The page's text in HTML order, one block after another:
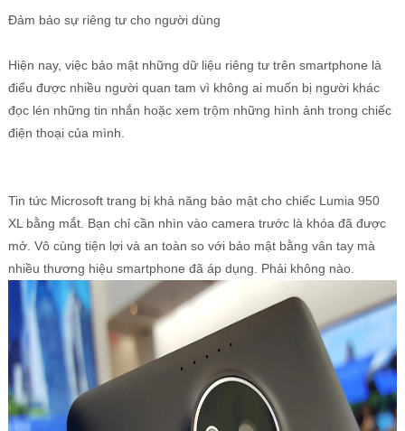
Đảm bảo sự riêng tư cho người dùng
Hiện nay, việc bảo mật những dữ liệu riêng tư trên smartphone là
điểu được nhiều người quan tam vì không ai muốn bị người khác
đọc lén những tin nhắn hoặc xem trộm những hình ảnh trong chiếc
điện thoại của mình.
Tin tức Microsoft trang bị khả năng bảo mật cho chiếc Lumia 950
XL bằng mắt. Bạn chỉ cần nhìn vào camera trước là khóa đã được
mở. Vô cùng tiện lợi và an toàn so với bảo mật bằng vân tay mà
nhiều thương hiệu smartphone đã áp dụng. Phải không nào.